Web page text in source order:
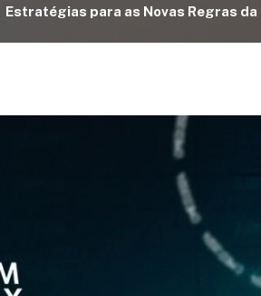
Estratégias para as Novas Regras